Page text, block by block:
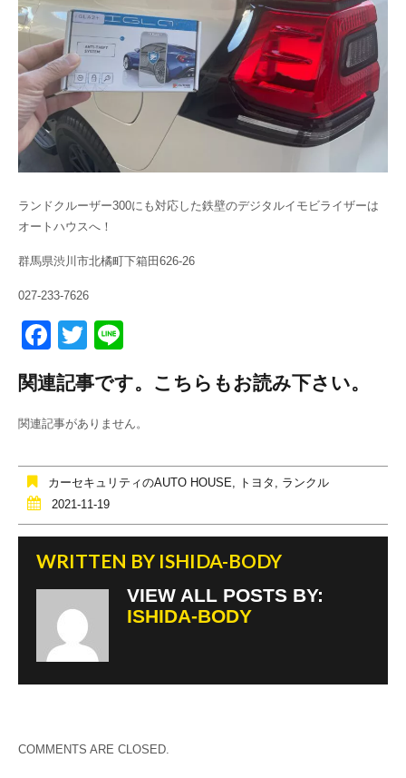
ランドクルーザー300にも対応した鉄壁のデジタルイモビライザーは
オートハウスへ！
群馬県渋川市北橘町下箱田626-26
027-233-7626
F
a
c
e
o
o
k
T
tt
er
e
関連記事です。こちらもお読み下さい。
関連記事がありません。
カーセキュリティのAUTO HOUSE, トヨタ , ランクル
2021-11-19
WRITTEN BY ISHIDA-BODY
VIEW ALL POSTS BY:
ISHIDA-BODY
COMMENTS ARE CLOSED.